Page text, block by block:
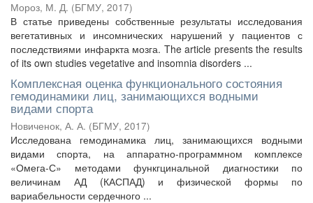
Мороз, М. Д. (БГМУ, 2017)
В статье приведены собственные результаты исследования
вегетативных и инсомнических нарушений у пациентов с
последствиями инфаркта мозга. The article presents the results
of its own studies vegetative and insomnia disorders ...
Комплексная оценка функционального состояния
гемодинамики лиц, занимающихся водными
видами спорта
Новиченок, А. А. (БГМУ, 2017)
Исследована гемодинамика лиц, занимающихся водными
видами спорта, на аппаратно-программном комплексе
«Омега-С» методами функгцинальной диагностики по
величинам АД (КАСПАД) и физической формы по
вариабельности сердечного ...